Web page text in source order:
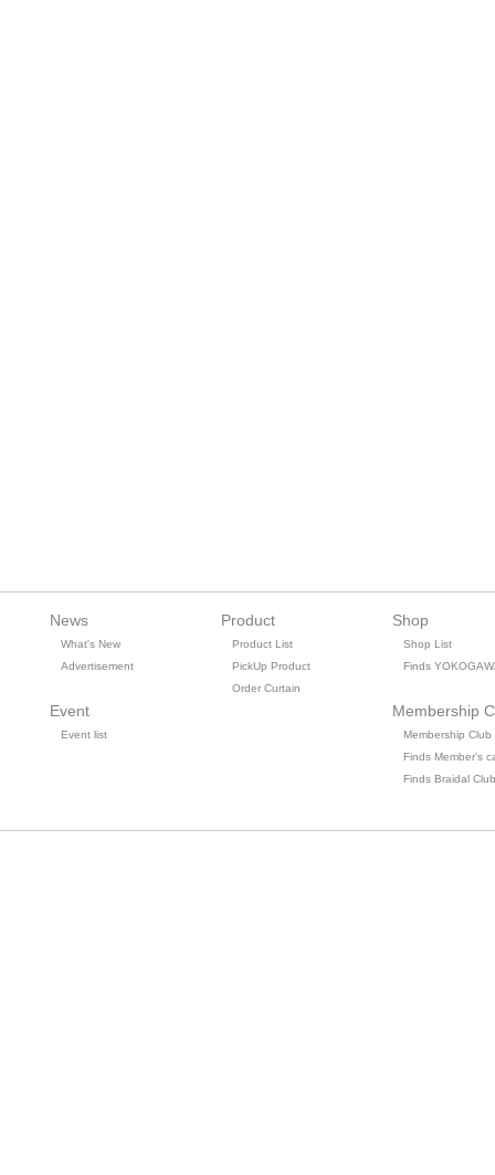
News
What's New
Advertisement
Event
Event list
Product
Product List
PickUp Product
Order Curtain
Shop
Shop List
Finds
Membership
Membership Club
Finds Member's
Finds Braidal Club